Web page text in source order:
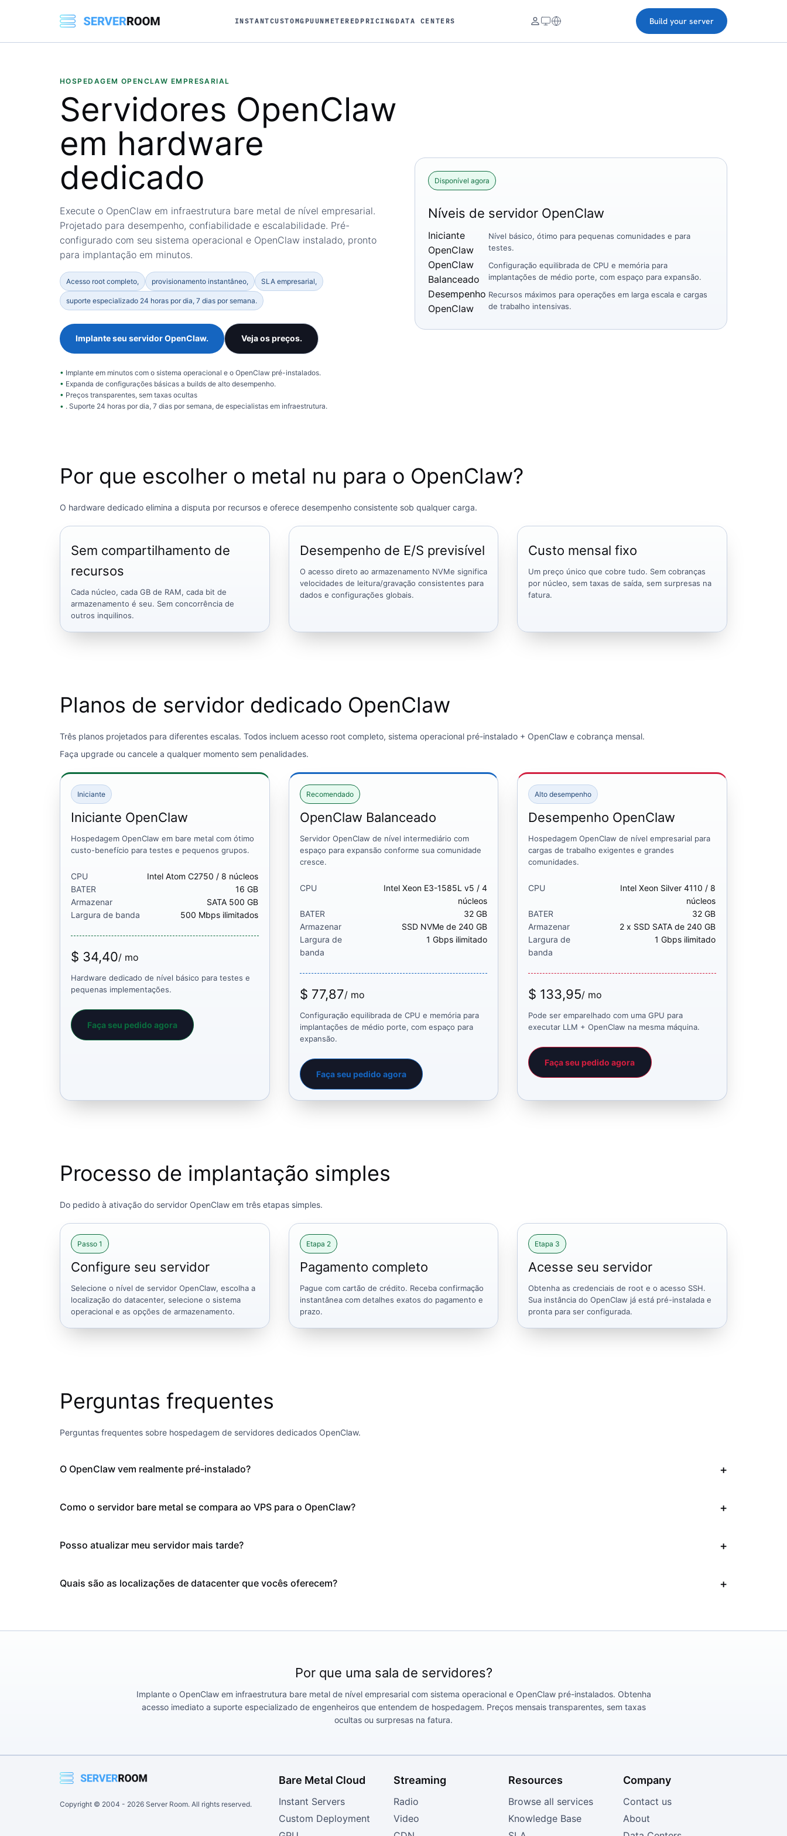
INSTANTCUSTOMGPUUNMETERED PRICING DATA CENTERS Build your server
HOSPEDAGEM OPENCLAW EMPRESARIAL
Servidores OpenClaw
em hardware
dedicado
Execute o OpenClaw em infraestrutura bare metal de nível empresarial.
Projetado para desempenho, confiabilidade e escalabilidade. Pré-
configurado com seu sistema operacional e OpenClaw instalado, pronto
para implantação em minutos.
Acesso root completo, provisionamento instantâneo, SLA empresarial,
suporte especializado 24 horas por dia, 7 dias por semana.
Implante seu servidor OpenClaw. Veja os preços.
Implante em minutos com o sistema operacional e o OpenClaw pré-instalados.
Expanda de configurações básicas a builds de alto desempenho.
Preços transparentes, sem taxas ocultas
. Suporte 24 horas por dia, 7 dias por semana, de especialistas em infraestrutura.
Disponível agora
Níveis de servidor OpenClaw
Iniciante
OpenClaw
Nível básico, ótimo para pequenas comunidades e para
testes.
OpenClaw
Balanceado
Configuração equilibrada de CPU e memória para
implantações de médio porte, com espaço para expansão.
Desempenho
OpenClaw
Recursos máximos para operações em larga escala e cargas
de trabalho intensivas.
Por que escolher o metal nu para o OpenClaw?
O hardware dedicado elimina a disputa por recursos e oferece desempenho consistente sob qualquer carga.
Sem compartilhamento de
recursos
Cada núcleo, cada GB de RAM, cada bit de
armazenamento é seu. Sem concorrência de
outros inquilinos.
Desempenho de E/S previsível
O acesso direto ao armazenamento NVMe significa
velocidades de leitura/gravação consistentes para
dados e configurações globais.
Custo mensal fixo
Um preço único que cobre tudo. Sem cobranças
por núcleo, sem taxas de saída, sem surpresas na
fatura.
Planos de servidor dedicado OpenClaw
Três planos projetados para diferentes escalas. Todos incluem acesso root completo, sistema operacional pré-instalado + OpenClaw e cobrança mensal.
Faça upgrade ou cancele a qualquer momento sem penalidades.
Iniciante
Iniciante OpenClaw
Hospedagem OpenClaw em bare metal com ótimo
custo-benefício para testes e pequenos grupos.
CPU
Intel Atom C2750 / 8 núcleos
BATER
16 GB
Armazenar
SATA 500 GB
Largura de banda
500 Mbps ilimitados
$ 34,40/ mo
Hardware dedicado de nível básico para testes e
pequenas implementações.
Faça seu pedido agora
Recomendado
OpenClaw Balanceado
Servidor OpenClaw de nível intermediário com
espaço para expansão conforme sua comunidade
cresce.
CPU
Intel Xeon E3-1585L v5 / 4
núcleos
BATER
32 GB
Armazenar
SSD NVMe de 240 GB
Largura de
banda
1 Gbps ilimitado
$ 77,87/ mo
Configuração equilibrada de CPU e memória para
implantações de médio porte, com espaço para
expansão.
Faça seu pedido agora
Alto desempenho
Desempenho OpenClaw
Hospedagem OpenClaw de nível empresarial para
cargas de trabalho exigentes e grandes
comunidades.
CPU
Intel Xeon Silver 4110 / 8
núcleos
BATER
32 GB
Armazenar
2 x SSD SATA de 240 GB
Largura de
banda
1 Gbps ilimitado
$ 133,95/ mo
Pode ser emparelhado com uma GPU para
executar LLM + OpenClaw na mesma máquina.
Faça seu pedido agora
Processo de implantação simples
Do pedido à ativação do servidor OpenClaw em três etapas simples.
Passo 1
Configure seu servidor
Selecione o nível de servidor OpenClaw, escolha a
localização do datacenter, selecione o sistema
operacional e as opções de armazenamento.
Etapa 2
Pagamento completo
Pague com cartão de crédito. Receba confirmação
instantânea com detalhes exatos do pagamento e
prazo.
Etapa 3
Acesse seu servidor
Obtenha as credenciais de root e o acesso SSH.
Sua instância do OpenClaw já está pré-instalada e
pronta para ser configurada.
Perguntas frequentes
Perguntas frequentes sobre hospedagem de servidores dedicados OpenClaw.
O OpenClaw vem realmente pré-instalado?
Como o servidor bare metal se compara ao VPS para o OpenClaw?
Posso atualizar meu servidor mais tarde?
Quais são as localizações de datacenter que vocês oferecem?
Por que uma sala de servidores?
Implante o OpenClaw em infraestrutura bare metal de nível empresarial com sistema operacional e OpenClaw pré-instalados. Obtenha
acesso imediato a suporte especializado de engenheiros que entendem de hospedagem. Preços mensais transparentes, sem taxas
ocultas ou surpresas na fatura.
Copyright © 2004 - 2026 Server Room. All rights reserved.
Bare Metal Cloud
Instant Servers
Custom Deployment
Streaming
Radio
Video
Resources
Browse all services
Knowledge Base
Company
Contact us
About